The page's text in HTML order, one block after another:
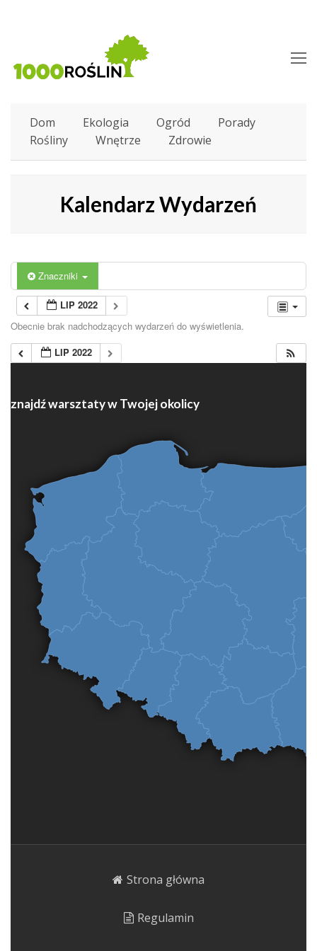
Dom Ekologia Ogród
Porady
Rośliny
Wnętrze Zdrowie
Kalendarz Wydarzeń
Znaczniki
LIP 2022
Obecnie brak nadchodzących wydarzeń do wyświetlenia.
LIP 2022
znajdź warsztaty w Twojej okolicy
Strona główna
Regulamin